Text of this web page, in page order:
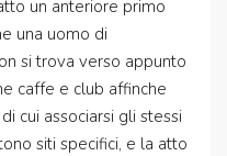
un anteriore primo
una uomo di
si trova verso appunto
caffe e club affinche
cui associarsi gli stessi
siti specifici, e la atto